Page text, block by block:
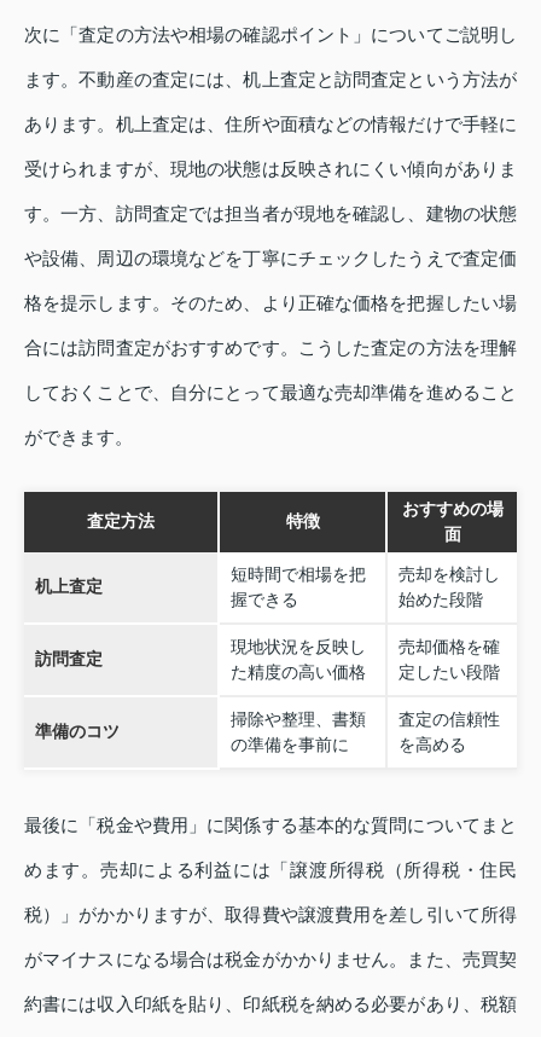
次に「査定の方法や相場の確認ポイント」についてご説明し
ます。不動産の査定には、机上査定と訪問査定という方法が
あります。机上査定は、住所や面積などの情報だけで手軽に
受けられますが、現地の状態は反映されにくい傾向がありま
す。一方、訪問査定では担当者が現地を確認し、建物の状態
や設備、周辺の環境などを丁寧にチェックしたうえで査定価
格を提示します。そのため、より正確な価格を把握したい場
合には訪問査定がおすすめです。こうした査定の方法を理解
しておくことで、自分にとって最適な売却準備を進めること
ができます。
査定方法 特徴
おすすめの場
面
机上査定
短時間で相場を把
握できる
売却を検討し
始めた段階
訪問査定
現地状況を反映し
た精度の高い価格
売却価格を確
定したい段階
準備のコツ
掃除や整理、書類
の準備を事前に
査定の信頼性
を高める
最後に「税金や費用」に関係する基本的な質問についてまと
めます。売却による利益には「譲渡所得税（所得税・住民
税）」がかかりますが、取得費や譲渡費用を差し引いて所得
がマイナスになる場合は税金がかかりません。また、売買契
約書には収入印紙を貼り、印紙税を納める必要があり、税額